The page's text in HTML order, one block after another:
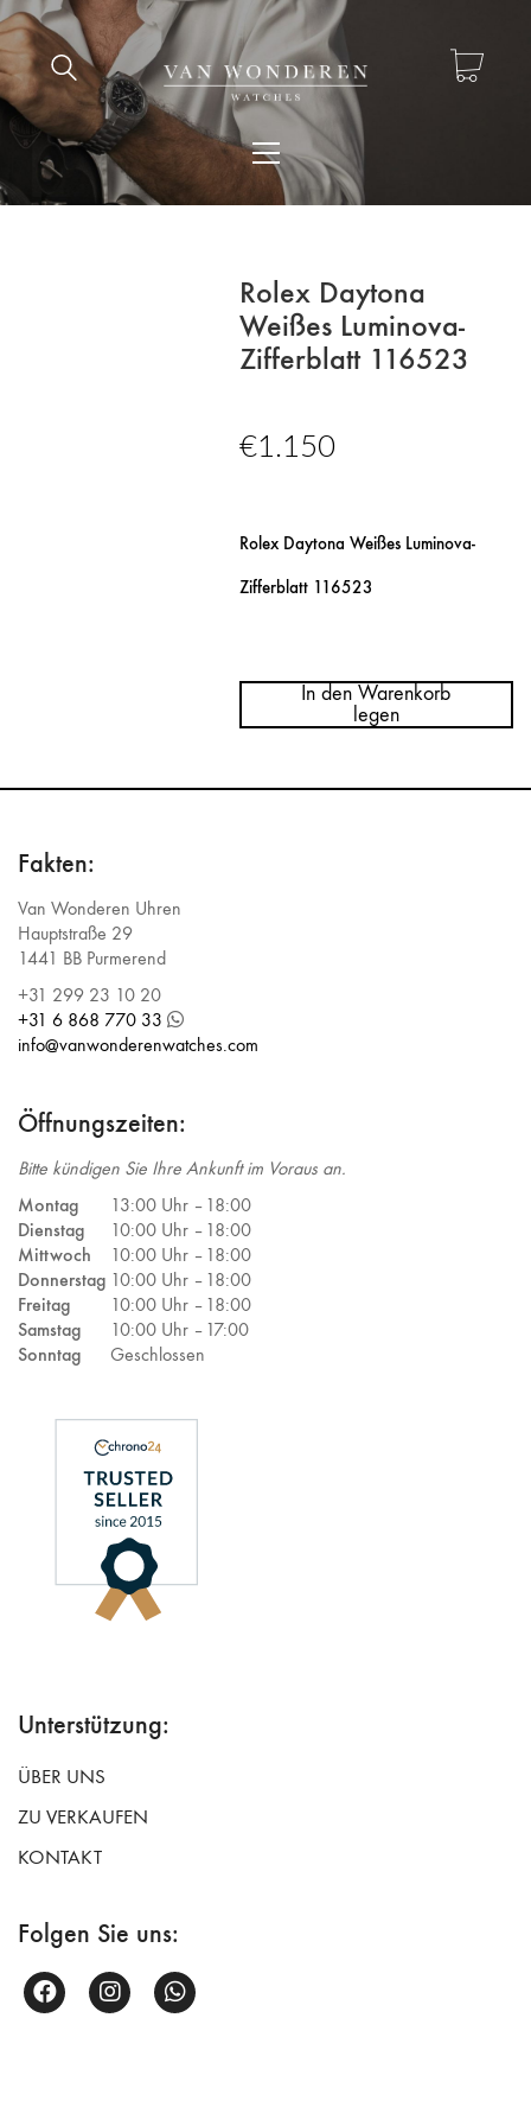
Rolex Daytona
Weißes Luminova-
Zifferblatt 116523
€1.150
Rolex Daytona Weißes Luminova-
Zifferblatt 116523
Daytona
Luminova
In den Warenkorb
legen
Fakten:
Van Wonderen Uhren
Hauptstraße 29
1441 BB Purmerend
+31 299 23 10 20
+31 6 868 770 33
info@vanwonderenwatches.com
Öffnungszeiten:
Bitte kündigen Sie Ihre Ankunft im Voraus an.
Montag
13:00 Uhr – 18:00
Dienstag
10:00 Uhr – 18:00
Mittwoch
10:00 Uhr – 18:00
Donnerstag 10:00 Uhr – 18:00
Freitag
10:00 Uhr – 18:00
Samstag
10:00 Uhr – 17:00
Sonntag
Geschlossen
Unterstützung:
ÜBER UNS
ZU VERKAUFEN
KONTAKT
Folgen Sie uns: